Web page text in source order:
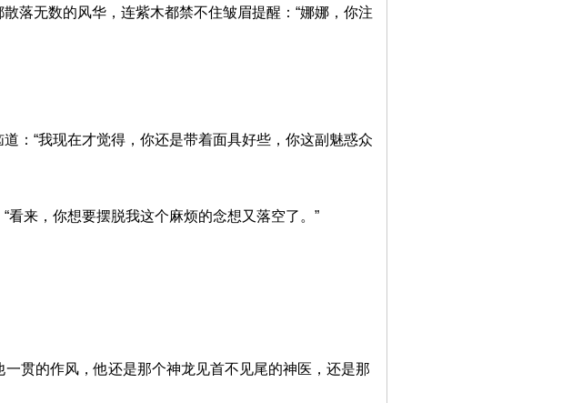
落无数的风华，连紫木都禁不住皱眉提醒：“娜娜，你注
：“我现在才觉得，你还是带着面具好些，你这副魅惑众
来，你想要摆脱我这个麻烦的念想又落空了。”
贯的作风，他还是那个神龙见首不见尾的神医，还是那